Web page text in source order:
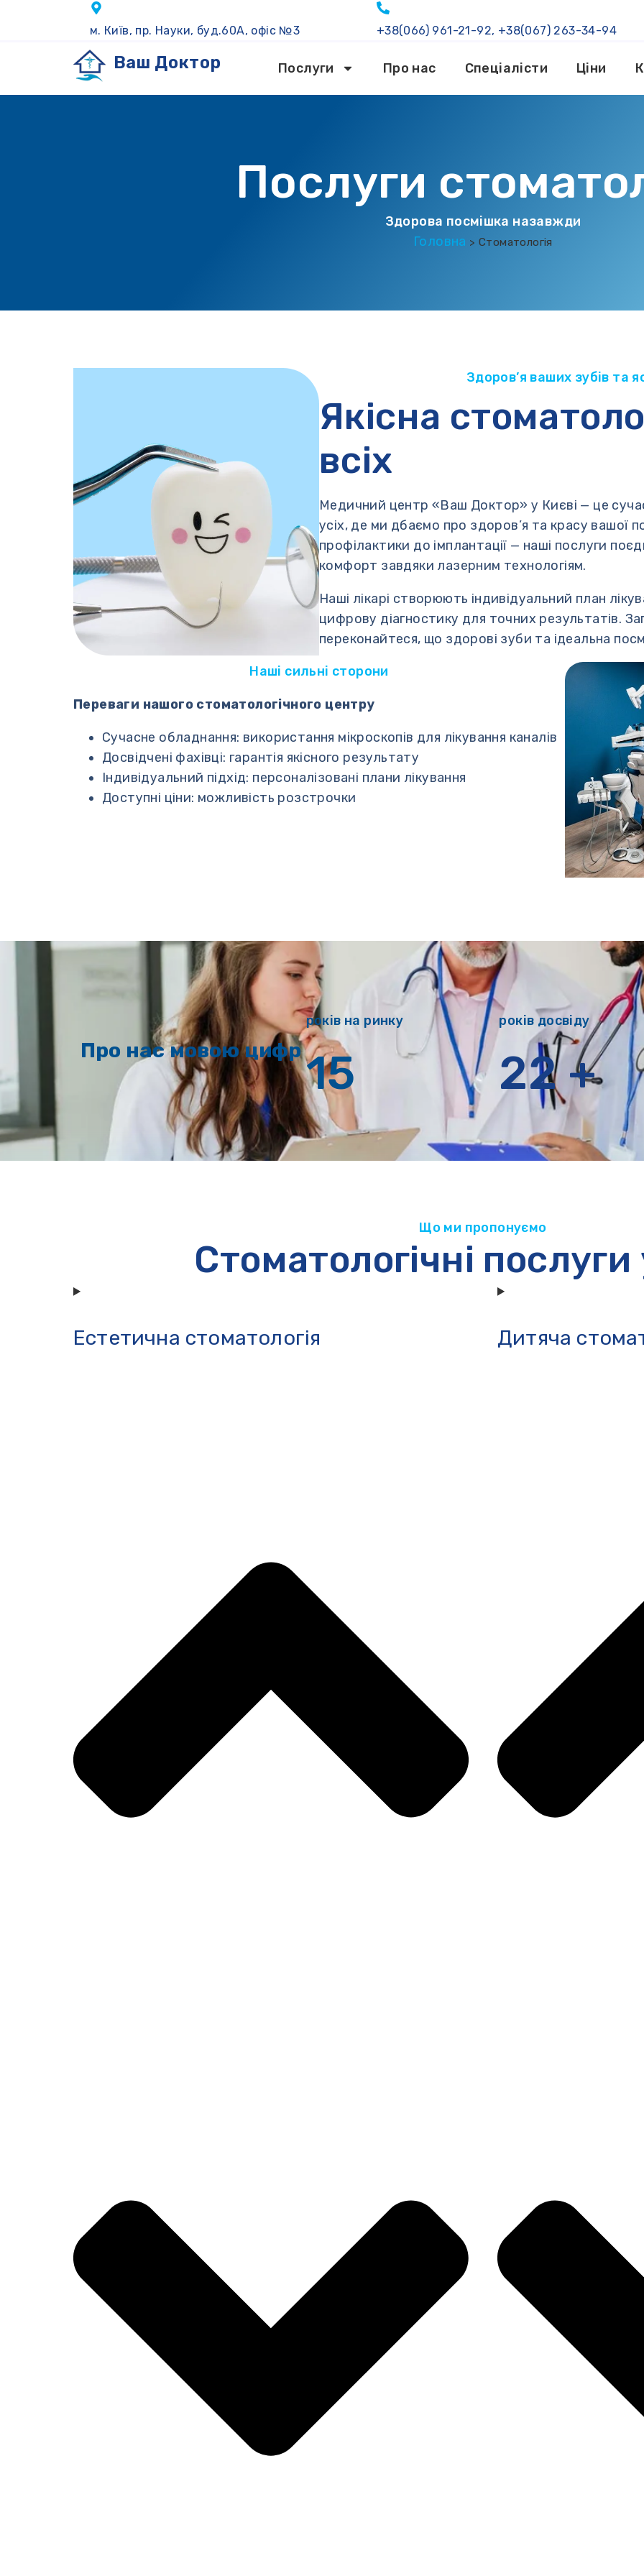
м. Київ, пр. Науки, буд.60А, офіс №3 +38(066) 961-21-92, +38(067) 263-34-94
Ваш Доктор Послуги Про нас Спеціалісти Ціни
Послуги
Здорова посмішка назавжди
Головна >Стоматологія
Здоров’я ваших зубів та
Якісна
всіх
Медичний центр «Ваш Доктор» у Києві — це
усіх, де ми дбаємо про здоров’я та красу вашої
профілактики до імплантації — наші послуги
комфорт завдяки лазерним технологіям.
Наші лікарі створюють індивідуальний план
цифрову діагностику для точних результатів.
переконайтеся, що здорові зуби та ідеальна
Наші сильні сторони
Переваги нашого стоматологічного центру
Сучасне обладнання: використання мікроскопів для лікування каналів
Досвідчені фахівці: гарантія якісного результату
Індивідуальний підхід: персоналізовані плани лікування
Доступні ціни: можливість розстрочки
Про нас мовою цифр
років на ринку
15
років досвіду
22 +
Що ми пропонуємо
Cтоматологічні послуги
Естетична стоматологія Дитяча